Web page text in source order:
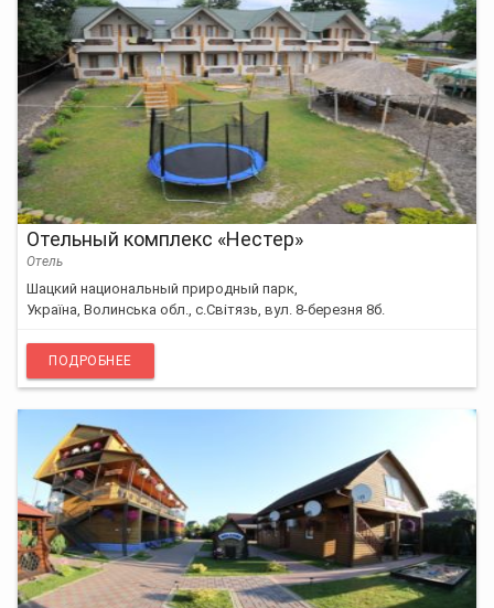
Отельный комплекс «Нестер»
Отель
Шацкий национальный природный парк,
Україна, Волинська обл., с.Світязь, вул. 8-березня 8б.
ПОДРОБНЕЕ